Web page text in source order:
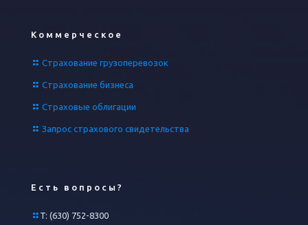
Коммерческое
Страхование грузоперевозок
Страхование бизнеса
Страховые облигации
Запрос страхового свидетельства
Есть вопросы?
T: (630) 752-8300